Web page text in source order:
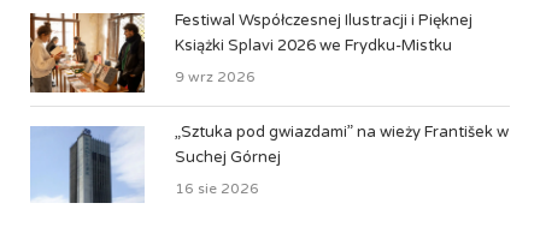
Festiwal Współczesnej Ilustracji i Pięknej
Książki Splavi 2026 we Frydku-Mistku
9 wrz 2026
„Sztuka pod gwiazdami” na wieży František w
Suchej Górnej
16 sie 2026